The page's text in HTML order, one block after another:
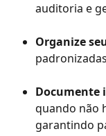
auditoria e
Organize
Documente
quando não
garantindo